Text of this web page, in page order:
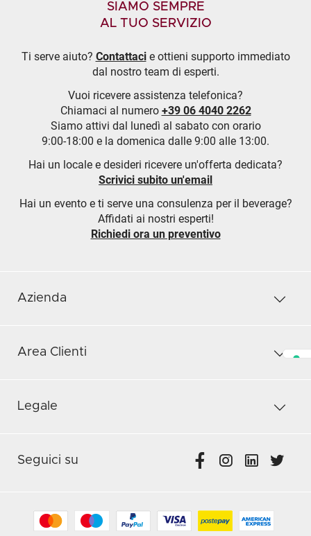
SIAMO SEMPRE
AL TUO SERVIZIO
Ti serve aiuto? Contattacie ottieni supporto immediato
dal nostro team di esperti.
Vuoi ricevere assistenza telefonica?
Chiamaci al numero +39 06 4040 2262
Siamo attivi dal lunedì al sabato con orario
9:00-18:00 e la domenica dalle 9:00 alle 13:00.
Hai un locale e desideri ricevere un'offerta dedicata?
Scrivici subito un'email
Hai un evento e ti serve una consulenza per il beverage?
Affidati ai nostri esperti!
Richiedi ora un preventivo
Azienda
Area Clienti
Legale
Seguici su